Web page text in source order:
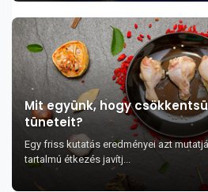
Mit együnk, hogy
tüneteit?
Egy friss kutatás eredményei azt
tartalmú étkezés javítj...